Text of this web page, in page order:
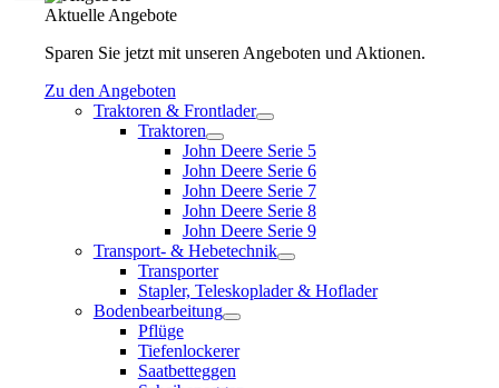
Aktuelle Angebote
Sparen Sie jetzt mit unseren Angeboten und Aktionen.
Zu den Angeboten
Traktoren & Frontlader
Traktoren
John Deere Serie 5
John Deere Serie 6
John Deere Serie 7
John Deere Serie 8
John Deere Serie 9
Transport- & Hebetechnik
Transporter
Stapler, Teleskoplader & Hoflader
Bodenbearbeitung
Pflüge
Tiefenlockerer
Saatbetteggen